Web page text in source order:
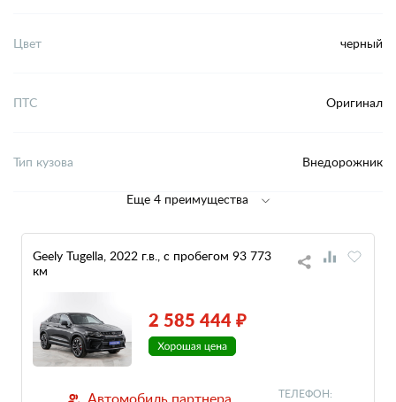
Цвет черный
ПТС Оригинал
Тип кузова Внедорожник
Еще 4 преимущества
Geely Tugella, 2022 г.в., с пробегом 93 773
км
2 585 444 ₽
ТЕЛЕФОН: